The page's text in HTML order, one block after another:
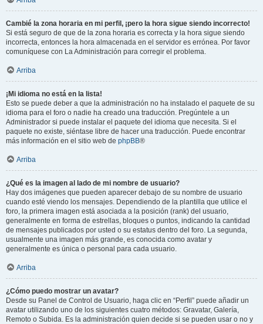
Cambié la zona horaria en mi perfil, ¡pero la hora sigue siendo incorrecto!
Si está seguro de que de la zona horaria es correcta y la hora sigue siendo
incorrecta, entonces la hora almacenada en el servidor es errónea. Por favor
comuníquese con La Administración para corregir el problema.
Arriba
¡Mi idioma no está en la lista!
Esto se puede deber a que la administración no ha instalado el paquete de su
idioma para el foro o nadie ha creado una traducción. Pregúntele a un
Administrador si puede instalar el paquete del idioma que necesita. Si el
paquete no existe, siéntase libre de hacer una traducción. Puede encontrar
más información en el sitio web de phpBB®
Arriba
¿Qué es la imagen al lado de mi nombre de usuario?
Hay dos imágenes que pueden aparecer debajo de su nombre de usuario
cuando esté viendo los mensajes. Dependiendo de la plantilla que utilice el
foro, la primera imagen está asociada a la posición (rank) del usuario,
generalmente en forma de estrellas, bloques o puntos, indicando la cantidad
de mensajes publicados por usted o su estatus dentro del foro. La segunda,
usualmente una imagen más grande, es conocida como avatar y
generalmente es única o personal para cada usuario.
Arriba
¿Cómo puedo mostrar un avatar?
Desde su Panel de Control de Usuario, haga clic en “Perfil” puede añadir un
avatar utilizando uno de los siguientes cuatro métodos: Gravatar, Galería,
Remoto o Subida. Es la administración quien decide si se pueden usar o no y